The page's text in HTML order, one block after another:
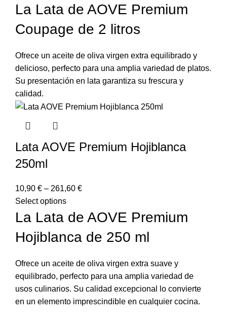
La Lata de AOVE Premium
Coupage de 2 litros
Ofrece un aceite de oliva virgen extra equilibrado y
delicioso, perfecto para una amplia variedad de platos.
Su presentación en lata garantiza su frescura y
calidad.
Lata AOVE Premium Hojiblanca
250ml
10,90 € – 261,60 €
Select options
La Lata de AOVE Premium
Hojiblanca de 250 ml
Ofrece un aceite de oliva virgen extra suave y
equilibrado, perfecto para una amplia variedad de
usos culinarios. Su calidad excepcional lo convierte
en un elemento imprescindible en cualquier cocina.